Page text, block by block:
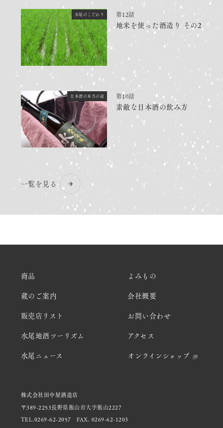
水尾のこだわり 第12話
地米を使った酒造り その2
日本酒の本当の話 第10話
素敵な日本酒の飲み方
一覧を見る
商品
蔵のご案内
販売店リスト
水尾地酒ツーリズム
水尾ニュース
よみもの
会社概要
お問い合わせ
アクセス
オンラインショップ
株式会社田中屋酒造店
〒389-2253長野県飯山市大字飯山2227
TEL.0269-62-2057
FAX. 0269-62-1203